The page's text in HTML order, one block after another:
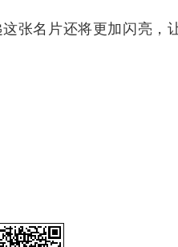
张名片还将更加闪亮，